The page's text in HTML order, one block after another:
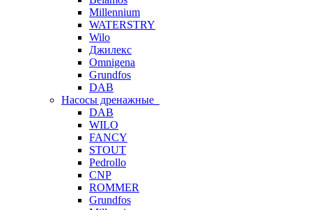
Millennium
WATERSTRY
Wilo
Джилекс
Omnigena
Grundfos
DAB
Насосы дренажные
DAB
WILO
FANCY
STOUT
Pedrollo
CNP
ROMMER
Grundfos